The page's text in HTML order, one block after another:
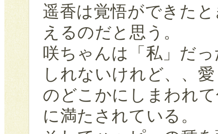
遥香は覚悟ができた
えるのだと思う。
咲ちゃんは「私」だ
しれないけれど、、
のどこかにしまわれ
に満たされている。